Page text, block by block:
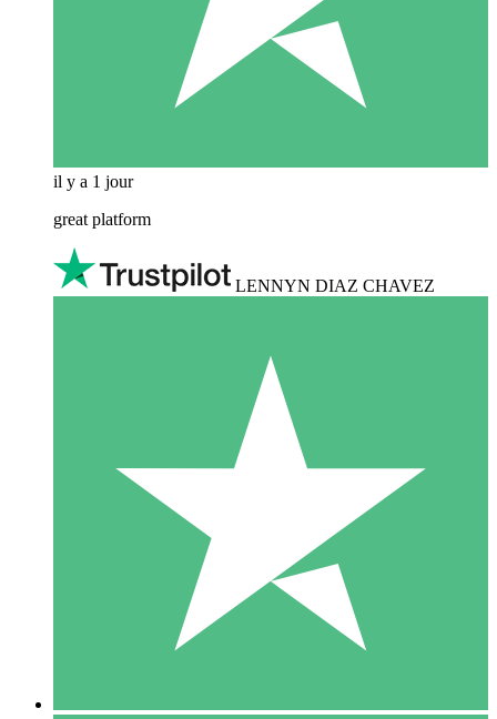
il y a 1 jour
great platform
LENNYN DIAZ CHAVEZ